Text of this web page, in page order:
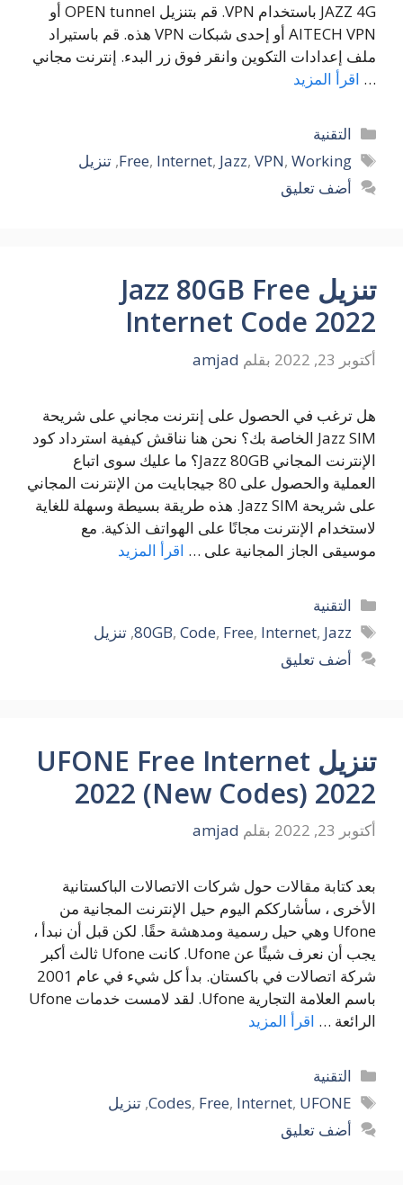
JAZZ 4G باستخدام VPN. قم بتنزيل OPEN tunnel أو
AITECH VPN أو إحدى شبكات VPN هذه. قم باستيراد
ملف إعدادات التكوين وانقر فوق زر البدء. إنترنت مجاني
… اقرأ المزيد
التصنيفات
التقنية
الوسوم
Free, Internet, Jazz, VPN, Working
,تنزيل
أضف تعليق
تنزيل Jazz 80GB Free
Internet Code 2022
أكتوبر 23, 2022 بقلم amjad
هل ترغب في الحصول على إنترنت مجاني على شريحة
Jazz SIM الخاصة بك؟ نحن هنا نناقش كيفية استرداد كود
الإنترنت المجاني Jazz 80GB؟ ما عليك سوى اتباع
العملية والحصول على 80 جيجابايت من الإنترنت المجاني
على شريحة Jazz SIM. هذه طريقة بسيطة وسهلة للغاية
لاستخدام الإنترنت مجانًا على الهواتف الذكية. مع
موسيقى الجاز المجانية على … اقرأ المزيد
التصنيفات
التقنية
الوسوم
80GB, Code, Free, Internet, Jazz
,تنزيل
أضف تعليق
تنزيل UFONE Free Internet
2022 (New Codes) 2022
أكتوبر 23, 2022 بقلم amjad
بعد كتابة مقالات حول شركات الاتصالات الباكستانية
الأخرى ، سأشارككم اليوم حيل الإنترنت المجانية من
Ufone وهي حيل رسمية ومدهشة حقًا. لكن قبل أن نبدأ ،
يجب أن نعرف شيئًا عن Ufone. كانت Ufone ثالث أكبر
شركة اتصالات في باكستان. بدأ كل شيء في عام 2001
باسم العلامة التجارية Ufone. لقد لامست خدمات Ufone
الرائعة … اقرأ المزيد
التصنيفات
التقنية
الوسوم
Codes, Free, Internet, UFONE
,تنزيل
أضف تعليق